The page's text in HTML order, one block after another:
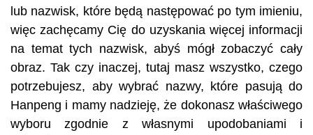
lub nazwisk, które będą następować po tym imieniu,
więc zachęcamy Cię do uzyskania więcej informacji
na temat tych nazwisk, abyś mógł zobaczyć cały
obraz. Tak czy inaczej, tutaj masz wszystko, czego
potrzebujesz, aby wybrać nazwy, które pasują do
Hanpeng i mamy nadzieję, że dokonasz właściwego
wyboru zgodnie z własnymi upodobaniami i